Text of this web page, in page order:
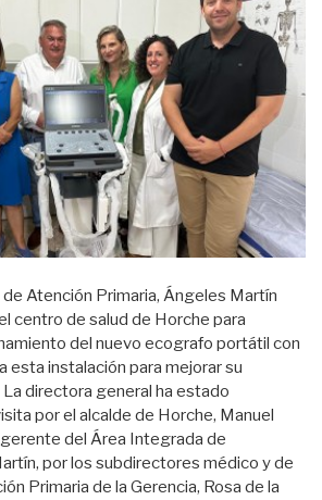
Atención Primaria, Ángeles Martín
centro de salud de Horche para
del nuevo ecografo portátil con
esta instalación para mejorar su
directora general ha estado
por el alcalde de Horche, Manuel
gerente del Área Integrada de
por los subdirectores médico y de
Primaria de la Gerencia, Rosa de la